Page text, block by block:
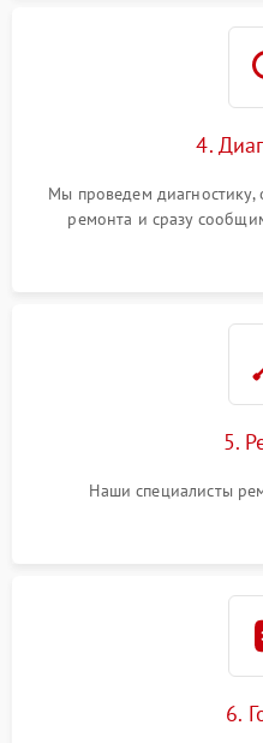
4.
Мы проведем
ремонта и сразу
5.
Наши специалисты
6.